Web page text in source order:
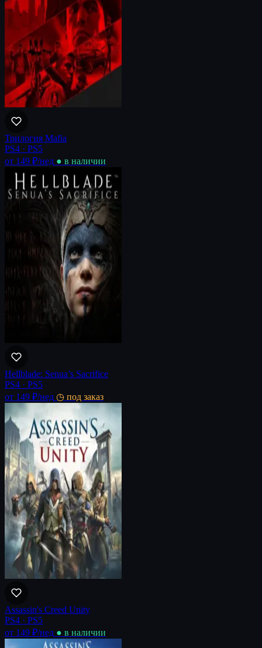
Трилогия Mafia
PS4 · PS5
от 149 ₽/нед ● в наличии
Hellblade: Senua’s Sacrifice
PS4 · PS5
от 149 ₽/нед ◷ под заказ
Assassin's Creed Unity
PS4 · PS5
от 149 ₽/нед ● в наличии